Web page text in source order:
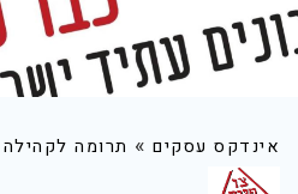
אינדקס עסקים » תרומה לקהילה